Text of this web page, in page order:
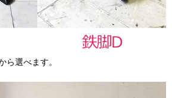
選べます。